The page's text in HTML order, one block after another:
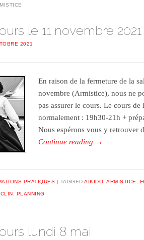
le 11 novembre 2021
2021
En raison de la fermeture de la
novembre (Armistice), nous ne
pas assurer le cours. Le cours de
normalement : 19h30-21h +
Nous espérons vous y retrouver
Continue reading →
PRATIQUES TAGGEDAÏKIDO ,ARMISTICE
PLANNING
lundi 8 mai